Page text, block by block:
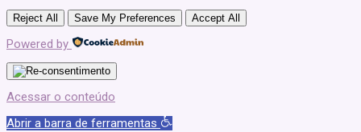
Reject All Save My Preferences Accept All
Powered by
Acessar o conteúdo
Abrir a barra de ferramentas